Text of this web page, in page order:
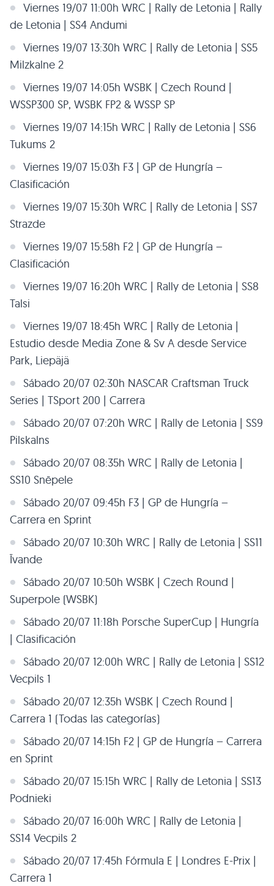
Viernes 19/07 11:00h WRC | Rally de Letonia | Rally
de Letonia | SS4 Andumi
Viernes 19/07 13:30h WRC | Rally de Letonia | SS5
Milzkalne 2
Viernes 19/07 14:05h WSBK | Czech Round |
WSSP300 SP, WSBK FP2 & WSSP SP
Viernes 19/07 14:15h WRC | Rally de Letonia | SS6
Tukums 2
Viernes 19/07 15:03h F3 | GP de Hungría –
Clasificación
Viernes 19/07 15:30h WRC | Rally de Letonia | SS7
Strazde
Viernes 19/07 15:58h F2 | GP de Hungría –
Clasificación
Viernes 19/07 16:20h WRC | Rally de Letonia | SS8
Talsi
Viernes 19/07 18:45h WRC | Rally de Letonia |
Estudio desde Media Zone & Sv A desde Service
Park, Liepäjä
Sábado 20/07 02:30h NASCAR Craftsman Truck
Series | TSport 200 | Carrera
Sábado 20/07 07:20h WRC | Rally de Letonia | SS9
Pilskalns
Sábado 20/07 08:35h WRC | Rally de Letonia |
SS10 Snēpele
Sábado 20/07 09:45h F3 | GP de Hungría –
Carrera en Sprint
Sábado 20/07 10:30h WRC | Rally de Letonia | SS11
Īvande
Sábado 20/07 10:50h WSBK | Czech Round |
Superpole (WSBK)
Sábado 20/07 11:18h Porsche SuperCup | Hungría
| Clasificación
Sábado 20/07 12:00h WRC | Rally de Letonia | SS12
Vecpils 1
Sábado 20/07 12:35h WSBK | Czech Round |
Carrera 1 (Todas las categorías)
Sábado 20/07 14:15h F2 | GP de Hungría – Carrera
en Sprint
Sábado 20/07 15:15h WRC | Rally de Letonia | SS13
Podnieki
Sábado 20/07 16:00h WRC | Rally de Letonia |
SS14 Vecpils 2
Sábado 20/07 17:45h Fórmula E | Londres E-Prix |
Carrera 1